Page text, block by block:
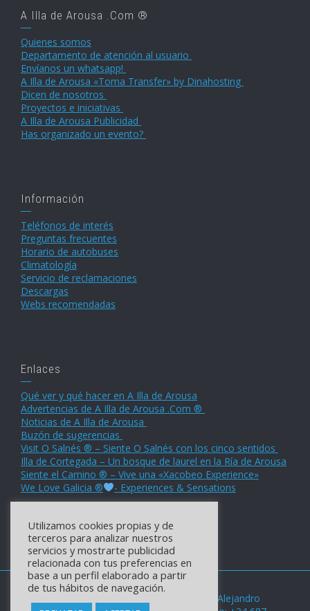
A Illa de Arousa .Com ®
Quienes somos
Departamento de atención al usuario
Envíanos un whatsapp!
A Illa de Arousa «Toma Transfer» by Dinahosting
Dicen de nosotros
Proyectos e iniciativas
A Illa de Arousa Publicidad
Has organizado un evento?
Información
Teléfonos de interés
Preguntas frecuentes
Horario de autobuses
Climatología
Servicio de reclamaciones
Descargas
Webs recomendadas
Enlaces
Qué ver y qué hacer en A Illa de Arousa
Advertencias de A Illa de Arousa .Com ®
Noticias de A Illa de Arousa
Buzón de sugerencias
Visit O Salnés ® – Siente O Salnés con los cinco sentidos
Illa de Cortegada – Un bosque de laurel en la Ría de Arousa
Siente el Camino ® – Vive una «Xacobeo Experience»
We Love Galicia ®
- Experiences & Sensations
© 2006 - 2025 - A Illa de Arousa .Com ® by Alejandro
Utilizamos cookies propias y de
terceros para analizar nuestros
servicios y mostrarte publicidad
relacionada con tus preferencias en
base a un perfil elaborado a partir
de tus hábitos de navegación.